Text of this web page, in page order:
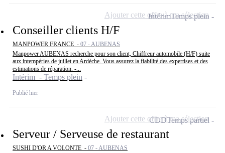
Conseiller clients H/F
MANPOWER FRANCE - 07 - AUBENAS
Manpower AUBENAS recherche pour son client, Chiffreur automobile (H/F) suite
aux intempéries de juillet en Ardèche. Vous assurez la fiabilité des expertises et des
estimations de réparation. -...
Intérim - Temps plein
Publié hier
IntérimTemps plein
Ajouter cette offre à ma sélection
Serveur / Serveuse de restaurant
SUSHI D'OR A VOLONTE - 07 - AUBENAS
CDDTemps partiel
Ajouter cette offre à ma sélection